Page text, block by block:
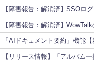
【障害報告：解消済】SSOロ
【障害報告：解消済】
「AIドキュメント要約」機能【
【リリース情報】「アルバム